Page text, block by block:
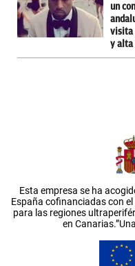
un
visita
y alta
Esta empresa se ha
España cofinanciadas con el
para las regiones
en